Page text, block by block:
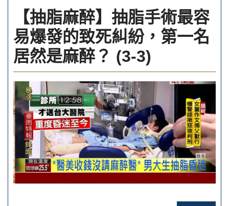
【抽脂麻醉】抽脂手術最容
易爆發的致死糾紛，第一名
居然是麻醉？ (3-3)